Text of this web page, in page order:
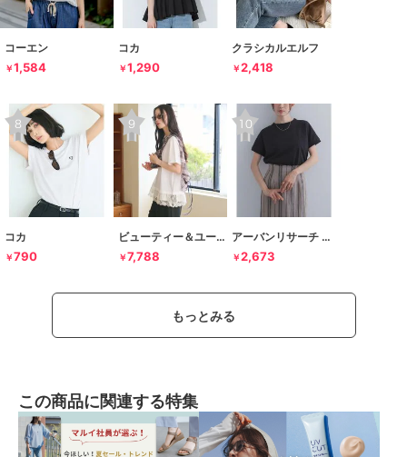
コーエン
￥1,584
コカ
￥1,290
クラシカルエルフ
￥2,418
コカ
￥790
ビューティー＆ユース ユナイテッドアローズ
￥7,788
アーバンリサーチ ドアーズ
￥2,673
もっとみる
この商品に関連する特集